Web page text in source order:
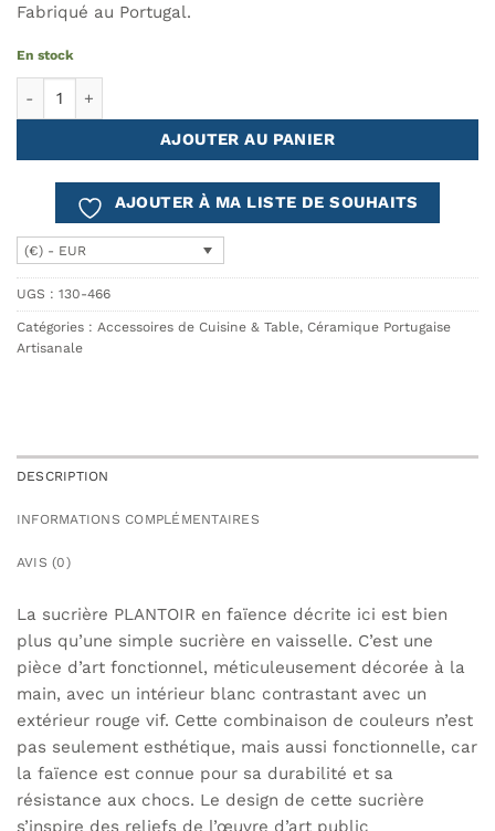
Fabriqué au Portugal.
En stock
AJOUTER AU PANIER
AJOUTER À MA LISTE DE SOUHAITS
(€) - EUR
UGS : 130-466
Catégories : Accessoires de Cuisine & Table, Céramique Portugaise
Artisanale
DESCRIPTION
INFORMATIONS COMPLÉMENTAIRES
AVIS (0)
La sucrière PLANTOIR en faïence décrite ici est bien
plus qu’une simple sucrière en vaisselle. C’est une
pièce d’art fonctionnel, méticuleusement décorée à la
main, avec un intérieur blanc contrastant avec un
extérieur rouge vif. Cette combinaison de couleurs n’est
pas seulement esthétique, mais aussi fonctionnelle, car
la faïence est connue pour sa durabilité et sa
résistance aux chocs. Le design de cette sucrière